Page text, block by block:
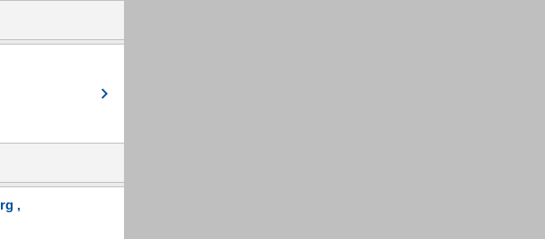
,